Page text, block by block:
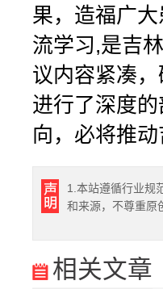
果，造福广
流学习,是吉
议内容紧凑
进行了深度
向，必将推
1.本站遵循行业规
和来源，不尊重原
相关文章